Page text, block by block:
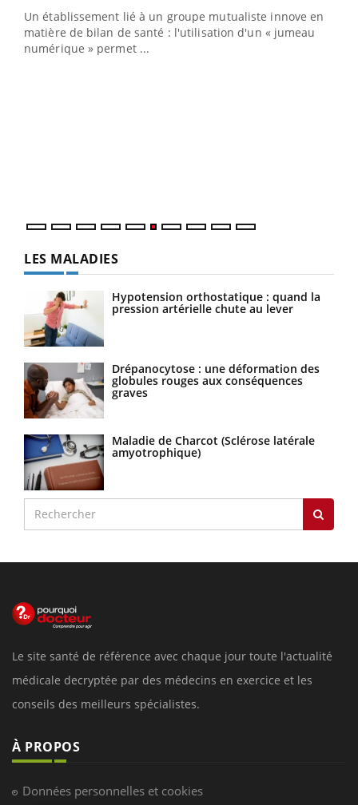
Un établissement lié à un groupe mutualiste innove en
matière de bilan de santé : l'utilisation d'un « jumeau
numérique » permet ...
LES MALADIES
Hypotension orthostatique : quand la
pression artérielle chute au lever
Drépanocytose : une déformation des
globules rouges aux conséquences
graves
Maladie de Charcot (Sclérose latérale
amyotrophique)
Le site santé de référence avec chaque jour toute l'actualité
médicale decryptée par des médecins en exercice et les
conseils des meilleurs spécialistes.
À PROPOS
Données personnelles et cookies